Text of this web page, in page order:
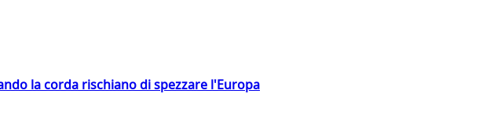
la corda rischiano di spezzare l'Europa